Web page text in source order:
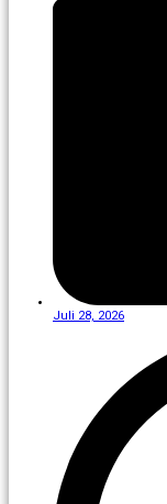
Juli 28, 2026